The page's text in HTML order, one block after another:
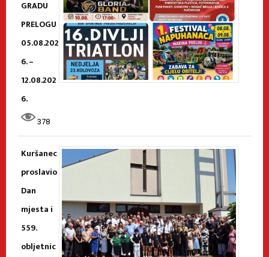
GRADU
PRELOGU
05.08.202
6. –
12.08.202
6.
378
Kuršanec
proslavio
Dan
mjesta i
559.
obljetnic